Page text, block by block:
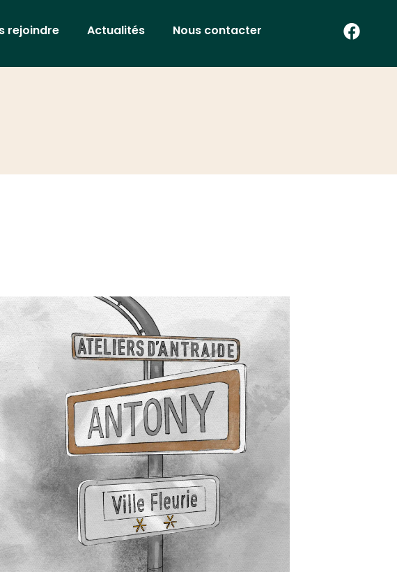
rejoindre Actualités Nous contacter